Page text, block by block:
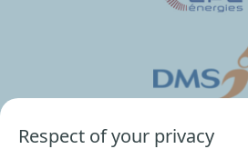
Respect of your privacy